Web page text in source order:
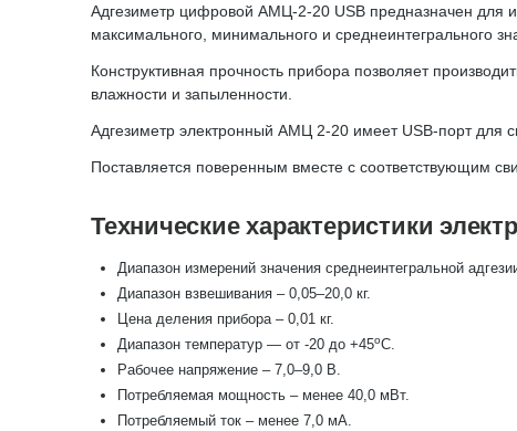
Адгезиметр цифровой АМЦ-2-20 USB предназначен для
максимального, минимального и среднеинтегрального
Конструктивная прочность прибора позволяет
влажности и запыленности.
Адгезиметр электронный АМЦ 2-20 имеет USB-порт для
Поставляется поверенным вместе с соответствующим
Технические характеристики
Диапазон измерений значения среднеинтегральной
Диапазон взвешивания – 0,05–20,0 кг.
Цена деления прибора – 0,01 кг.
Диапазон температур — от -20 до +45оС.
Рабочее напряжение – 7,0–9,0 В.
Потребляемая мощность – менее 40,0 мВт.
Потребляемый ток – менее 7,0 мА.